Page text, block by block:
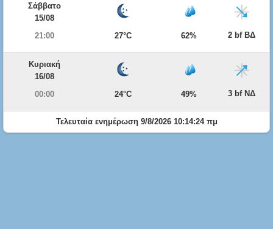
Σάββατο
15/08
21:00
27°C 62% 2 bf ΒΔ
Κυριακή
16/08
00:00
24°C 49% 3 bf ΝΔ
Τελευταία ενημέρωση 9/8/2026 10:14:24 πμ